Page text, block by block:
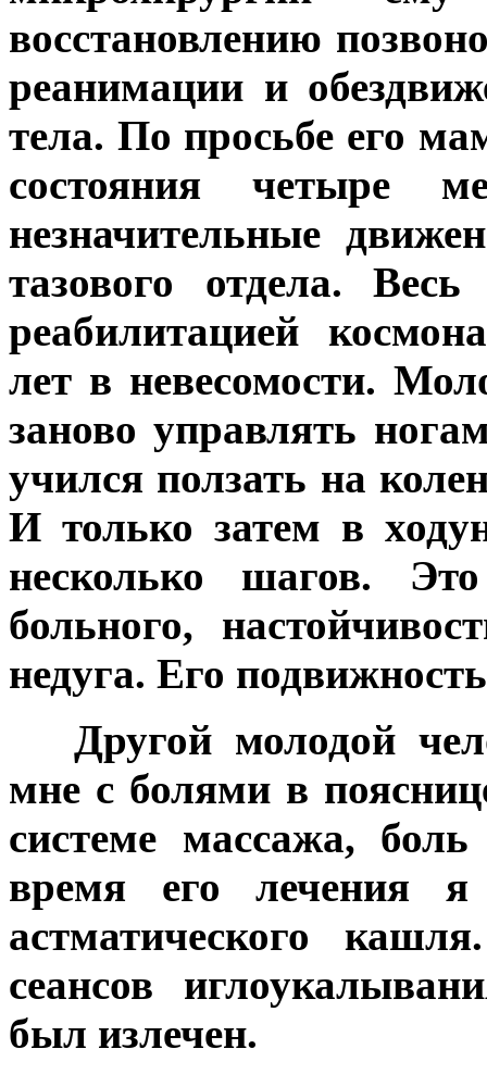
восстановлению
реанимации и
тела. По просьбе его
состояния четыре
незначительные
тазового отдела.
реабилитацией
лет в невесомости.
заново управлять
учился ползать на
И только затем в
несколько шагов.
больного,
недуга. Его
Другой молодой
мне с болями в
системе массажа,
время его лечения
астматического
сеансов
был излечен.